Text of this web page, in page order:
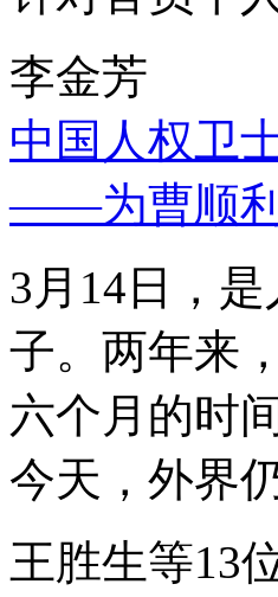
李金芳
中国人权卫
——为曹顺利
3月14日，
子。两年来
六个月的时
今天，外界
王胜生等13